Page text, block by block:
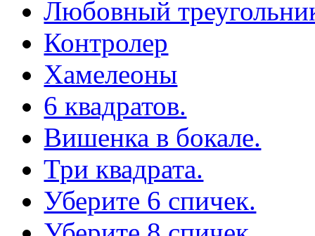
Любовный
Контролер
Хамелеоны
6 квадратов.
Вишенка в бокале.
Три квадрата.
Уберите 6 спичек.